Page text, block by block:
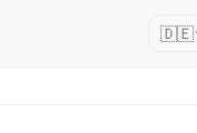
🇩🇪